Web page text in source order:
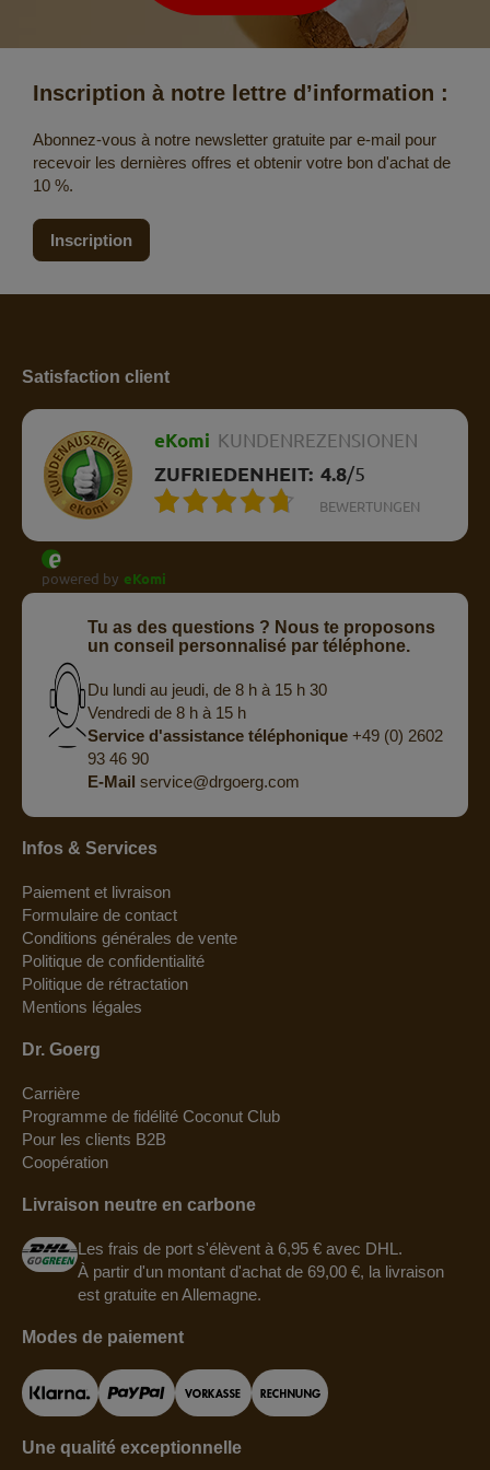
Inscription à notre lettre d’information :
Abonnez-vous à notre newsletter gratuite par e-mail pour
recevoir les dernières offres et obtenir votre bon d'achat de
10 %.
Inscription
Satisfaction client
eKomi KUNDENREZENSIONEN
ZUFRIEDENHEIT: 4.8/5
BEWERTUNGEN
powered by eKomi
Tu as des questions ? Nous te proposons
un conseil personnalisé par téléphone.
Du lundi au jeudi, de 8 h à 15 h 30
Vendredi de 8 h à 15 h
Service d'assistance téléphonique+49 (0) 2602
93 46 90
E-Mail service@drgoerg.com
Infos & Services
Paiement et livraison
Formulaire de contact
Conditions générales de vente
Politique de confidentialité
Politique de rétractation
Mentions légales
Dr. Goerg
Carrière
Programme de fidélité Coconut Club
Pour les clients B2B
Coopération
Livraison neutre en carbone
Les frais de port s'élèvent à 6,95 € avec DHL.
À partir d'un montant d'achat de 69,00 €, la livraison
est gratuite en Allemagne.
Modes de paiement
Une qualité exceptionnelle